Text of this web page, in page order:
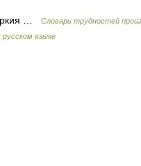
…
Словарь трудностей
языке